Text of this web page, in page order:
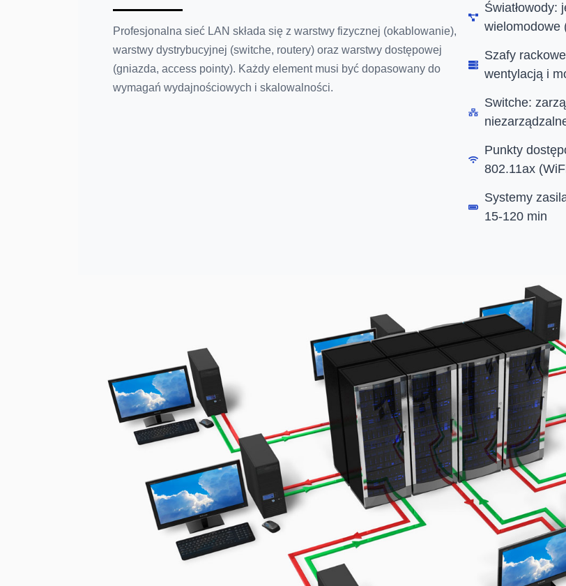
Profesjonalna sieć LAN składa się z warstwy fizycznej (okablowanie),
warstwy dystrybucyjnej (switche, routery) oraz warstwy dostępowej
(gniazda, access pointy). Każdy element musi być dopasowany do
wymagań wydajnościowych i skalowalności.
Światłowody:
wielomodowe
Szafy
wentylacją i
Switche:
Punkty
802.11ax
Systemy
15-120 min